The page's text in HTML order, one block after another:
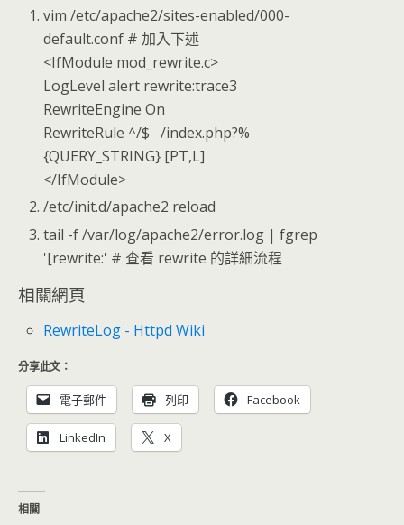
vim /etc/apache2/sites-enabled/000-
default.conf # 加入下述
<IfModule mod_rewrite.c>
LogLevel alert rewrite:trace3
RewriteEngine On
RewriteRule ^/$ /index.php?%
{QUERY_STRING} [PT,L]
</IfModule>
/etc/init.d/apache2 reload
tail -f /var/log/apache2/error.log | fgrep
'[rewrite:' # 查看 rewrite 的詳細流程
相關網頁
RewriteLog - Httpd Wiki
分享此文：
電子郵件 列印 Facebook
LinkedIn X
相關